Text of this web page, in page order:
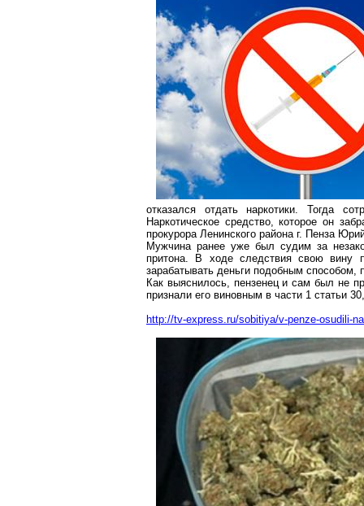
отказался отдать наркотики. Тогда
Наркотическое средство, которое он
прокурора Ленинского района г. Пенза
Мужчина ранее уже был судим за
притона. В ходе следствия свою вину
зарабатывать деньги подобным способом,
Как выяснилось, пензенец и сам был не
признали его виновным в части 1 статьи
http://tv-express.ru/sobitiya/v-penze-osudili-